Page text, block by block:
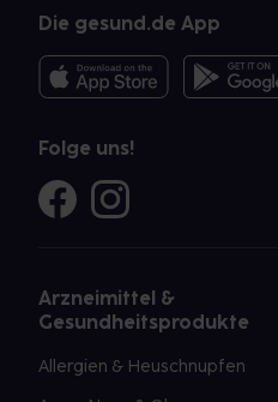
Die gesund.de App
Folge uns!
Arzneimittel &
Gesundheitsprodukte
Allergien & Heuschnupfen